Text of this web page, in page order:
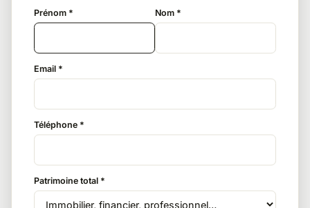
la facture.
La donation de son vivant
ans en donation. Un don familial de somme d'argent
peut s'y ajouter sous conditions lorsque le neveu
Le testament bien rédigé
Prénom * Nom *
Email *
Téléphone *
Patrimoine total *